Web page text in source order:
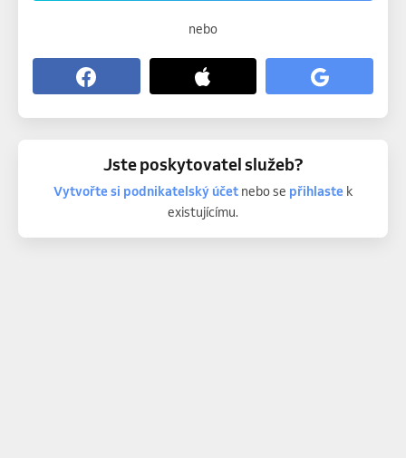
nebo
Jste poskytovatel služeb?
Vytvořte si podnikatelský účetnebo se přihlastek
existujícímu.